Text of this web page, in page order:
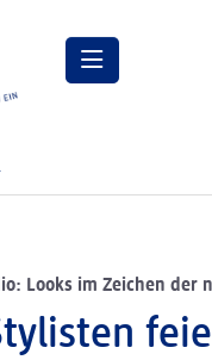
Looks im Zeichen der